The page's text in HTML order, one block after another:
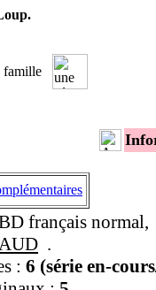
famille
français normal,
.
: 6 (série en-